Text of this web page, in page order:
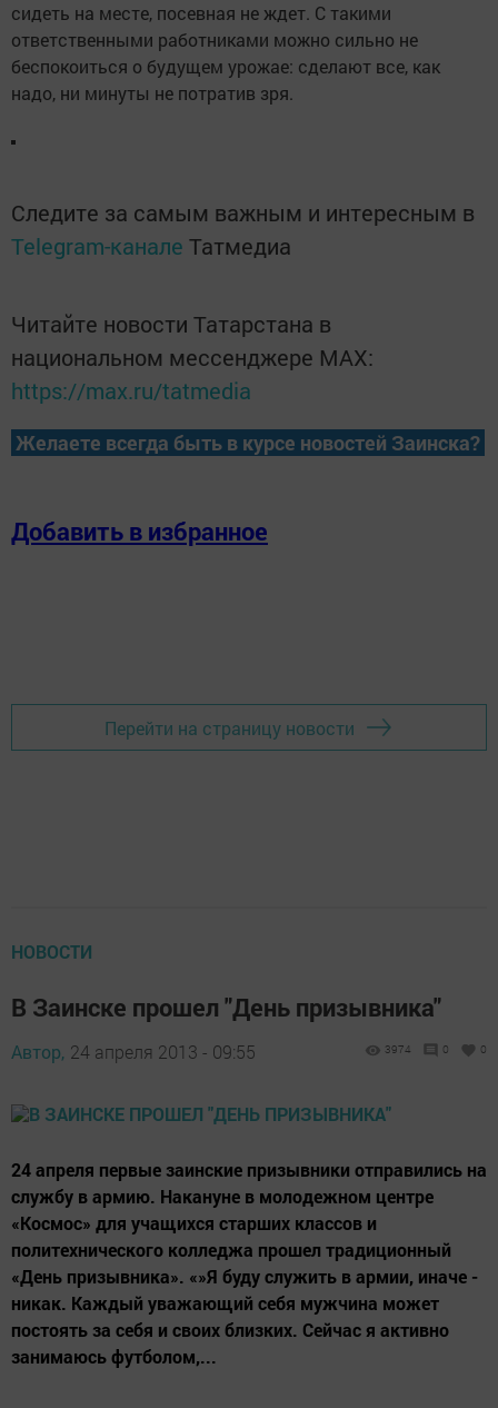
сидеть на месте, посевная не ждет. С такими
ответственными работниками можно сильно не
беспокоиться о будущем урожае: сделают все, как
надо, ни минуты не потратив зря.
Следите за самым важным и интересным в
Telegram-канале Татмедиа
Читайте новости Татарстана в
национальном мессенджере MАХ:
https://max.ru/tatmedia
Желаете всегда быть в курсе новостей Заинска?
Добавить в избранное
Перейти на страницу новости
НОВОСТИ
В Заинске прошел "День призывника"
Автор, 24 апреля 2013 - 09:55 3974 0 0
24 апреля первые заинские призывники отправились на
службу в армию. Накануне в молодежном центре
«Космос» для учащихся старших классов и
политехнического колледжа прошел традиционный
«День призывника». «»Я буду служить в армии, иначе -
никак. Каждый уважающий себя мужчина может
постоять за себя и своих близких. Сейчас я активно
занимаюсь футболом,...